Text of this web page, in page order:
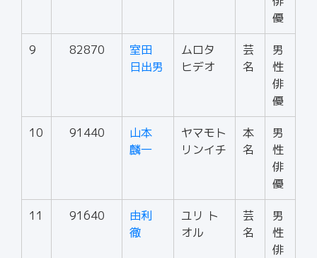
優
9 82870
室田
日出男
ムロタ
ヒデオ
芸
名
男
性
俳
優
10 91440
山本
麟一
ヤマモト
リンイチ
本
名
男
性
俳
優
11 91640
由利
徹
ユリ ト
オル
芸
名
男
性
俳